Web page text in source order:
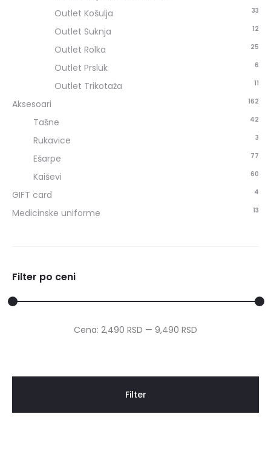
Outlet Košulja 33
Outlet Suknja 12
Outlet Rolka 25
Outlet Prsluk 6
Outlet Trikotaža 11
Aksesoari 162
Tašne 42
Rukavice 3
Ešarpe 77
Kaiševi 60
GIFT card 4
Medicinske uniforme 13
Filter po ceni
Filter
Cena: 2,490 RSD — 9,490 RSD